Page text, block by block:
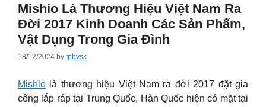
Mishio Là Thương Hiệu Việt Nam Ra
Đời 2017 Kinh Doanh Các Sản Phẩm,
Vật Dụng Trong Gia Đình
18/12/2024 by tpbvsk
Mishio là thương hiệu Việt Nam ra đời 2017 đặt gia
công lắp ráp tại Trung Quốc, Hàn Quốc hiện có mặt tại